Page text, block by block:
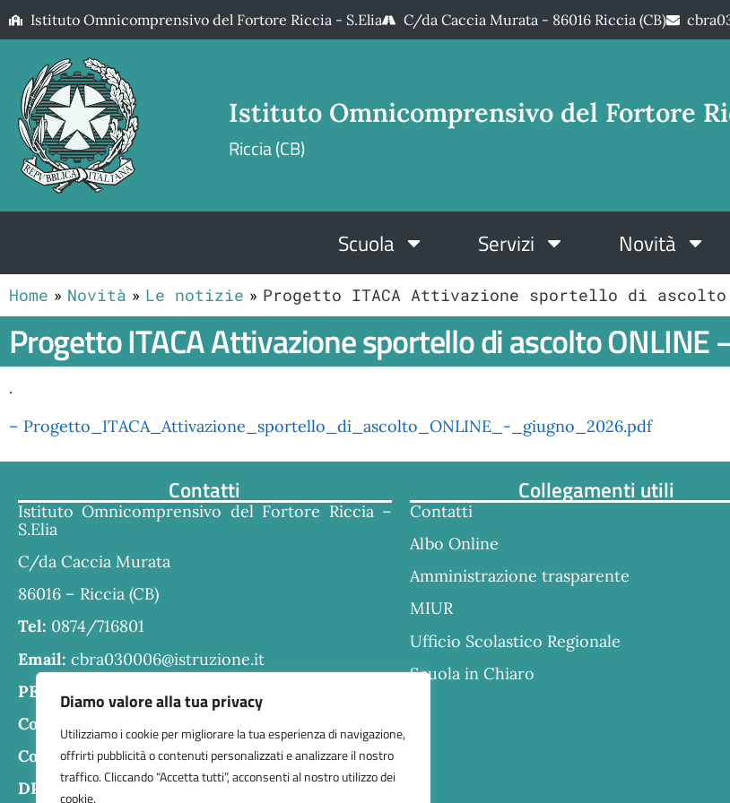
Diamo valore alla tua privacy
Utilizziamo i cookie per migliorare la tua esperienza di navigazione,
offrirti pubblicità o contenuti personalizzati e analizzare il nostro
traffico. Cliccando “Accetta tutti”, acconsenti al nostro utilizzo dei
cookie.
Istituto Omnicomprensivo del Fortore Riccia - S.Elia C/da Caccia Murata - 86016 Riccia (CB)
Istituto Omnicomprensivo del Fortore
Riccia (CB)
Scuola Servizi Novità
Home Novità Le notizie Progetto ITACA Attivazione sportello di ascolto
Progetto ITACA Attivazione sportello di ascolto ONLINE
.
– Progetto_ITACA_Attivazione_sportello_di_ascolto_ONLINE_-_giugno_2026.pdf
Contatti
Istituto Omnicomprensivo del Fortore Riccia –
S.Elia
C/da Caccia Murata
86016 – Riccia (CB)
Tel: 0874/716801
Email: cbra030006@istruzione.it
PEC:
cbra030006@pec.istruzione.it
Codice fiscale:
Codice meccanografico:CBRA030006
DPO:
Guido Palladino
Collegamenti utili
Contatti
Albo Online
Amministrazione trasparente
MIUR
Ufficio Scolastico Regionale
Scuola in Chiaro